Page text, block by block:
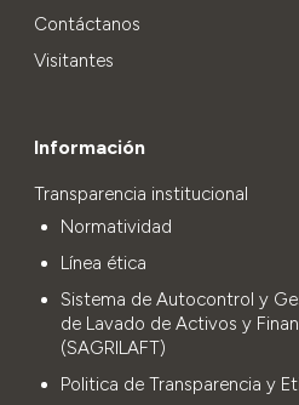
Contáctanos
Visitantes
Información
Transparencia institucional
Normatividad
Línea ética
Sistema de Autocontrol y
de Lavado de Activos y
(SAGRILAFT)
Politica de Transparencia y